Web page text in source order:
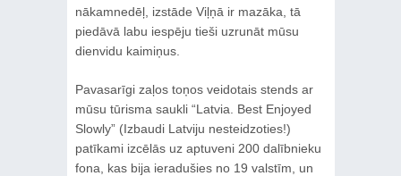
nākamnedēļ, izstāde Viļņā ir mazāka, tā
piedāvā labu iespēju tieši uzrunāt mūsu
dienvidu kaimiņus.
Pavasarīgi zaļos toņos veidotais stends ar
mūsu tūrisma saukli “Latvia. Best Enjoyed
Slowly” (Izbaudi Latviju nesteidzoties!)
patīkami izcēlās uz aptuveni 200 dalībnieku
fona, kas bija ieradušies no 19 valstīm, un